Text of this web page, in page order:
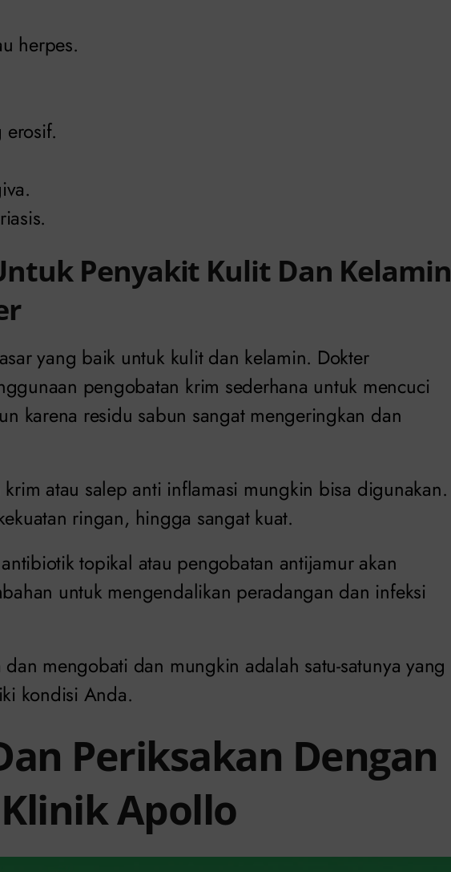
herpes.
erosif.
Penyakit Kulit Dan Kelamin
yang baik untuk kulit dan kelamin. Dokter
pengobatan krim sederhana untuk mencuci
karena residu sabun sangat mengeringkan dan
atau salep anti inflamasi mungkin bisa digunakan.
ringan, hingga sangat kuat.
topikal atau pengobatan antijamur akan
untuk mengendalikan peradangan dan infeksi
dan mengobati dan mungkin adalah satu-satunya yang
kondisi Anda.
Periksakan Dengan
Apollo